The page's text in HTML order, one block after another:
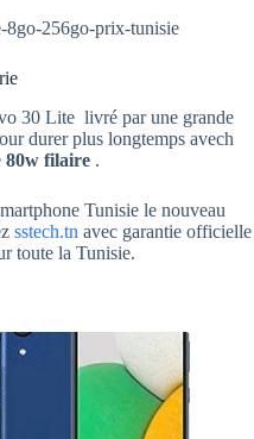
30 Lite livré par une grande
durer plus longtemps avech
80w filaire.
Tunisie le nouveau
sstech.tn avec garantie officielle
toute la Tunisie.